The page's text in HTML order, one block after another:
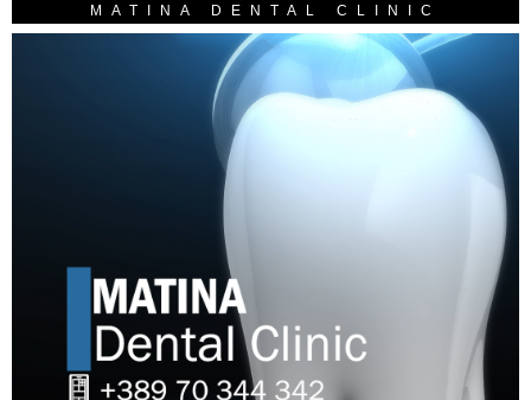
MATINA DENTAL CLINIC